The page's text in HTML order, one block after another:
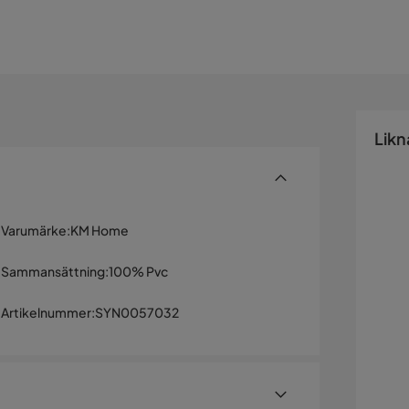
Varumärke:KM Home
Sammansättning:100% Pvc
Artikelnummer:SYN0057032